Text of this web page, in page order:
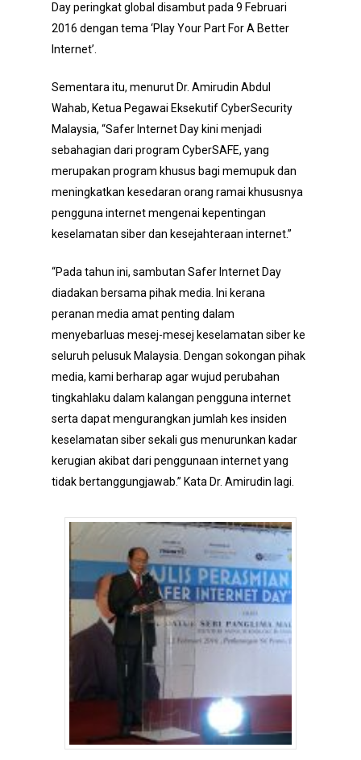
Day peringkat global disambut pada 9 Februari
2016 dengan tema ‘Play Your Part For A Better
Internet’.
Sementara itu, menurut Dr. Amirudin Abdul
Wahab, Ketua Pegawai Eksekutif CyberSecurity
Malaysia, “Safer Internet Day kini menjadi
sebahagian dari program CyberSAFE, yang
merupakan program khusus bagi memupuk dan
meningkatkan kesedaran orang ramai khususnya
pengguna internet mengenai kepentingan
keselamatan siber dan kesejahteraan internet.”
“Pada tahun ini, sambutan Safer Internet Day
diadakan bersama pihak media. Ini kerana
peranan media amat penting dalam
menyebarluas mesej-mesej keselamatan siber ke
seluruh pelusuk Malaysia. Dengan sokongan pihak
media, kami berharap agar wujud perubahan
tingkahlaku dalam kalangan pengguna internet
serta dapat mengurangkan jumlah kes insiden
keselamatan siber sekali gus menurunkan kadar
kerugian akibat dari penggunaan internet yang
tidak bertanggungjawab.” Kata Dr. Amirudin lagi.